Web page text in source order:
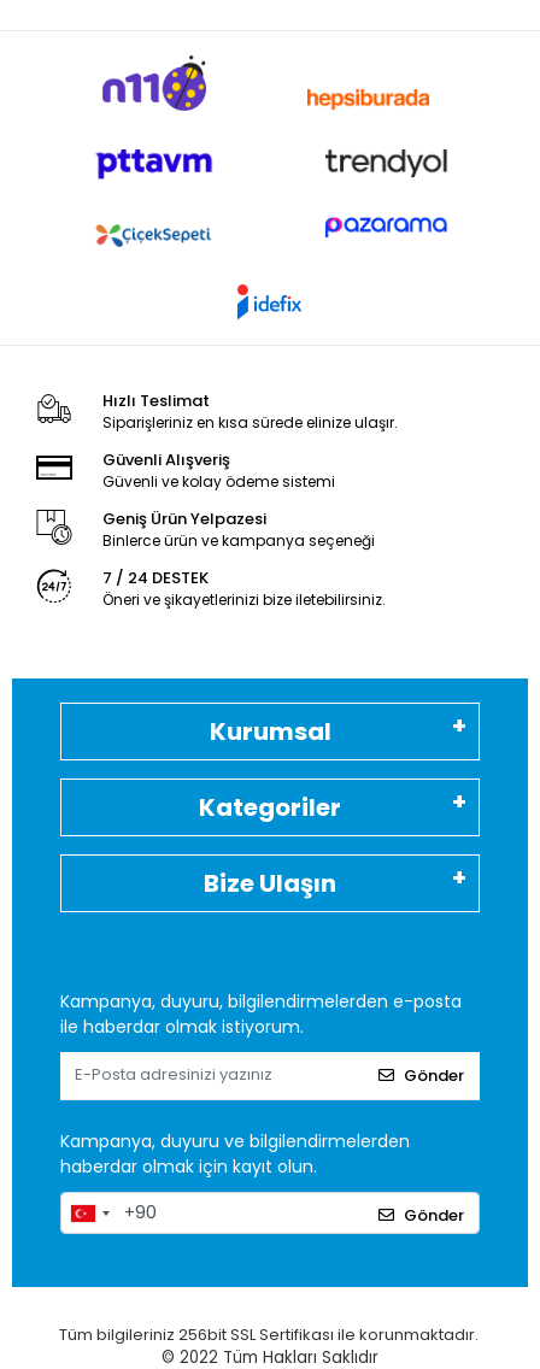
Hızlı Teslimat
Siparişleriniz en kısa sürede elinize ulaşır.
Güvenli Alışveriş
Güvenli ve kolay ödeme sistemi
Geniş Ürün Yelpazesi
Binlerce ürün ve kampanya seçeneği
7 / 24 DESTEK
Öneri ve şikayetlerinizi bize iletebilirsiniz.
Kurumsal
Kategoriler
Bize Ulaşın
Kampanya, duyuru, bilgilendirmelerden e-posta
ile haberdar olmak istiyorum.
Gönder
Kampanya, duyuru ve bilgilendirmelerden
haberdar olmak için kayıt olun.
Gönder
Tüm bilgileriniz 256bit SSL Sertifikası ile korunmaktadır.
© 2022 Tüm Hakları Saklıdır